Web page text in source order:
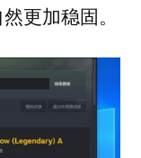
更加稳固。